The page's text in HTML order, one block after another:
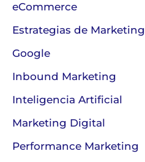
eCommerce
Estrategias de Marketing
Google
Inbound Marketing
Inteligencia Artificial
Marketing Digital
Performance Marketing